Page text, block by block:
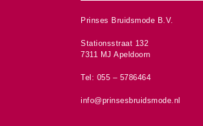
Prinses Bruidsmode B.V.
Stationsstraat 132
7311 MJ Apeldoorn
Tel: 055 – 5786464
info@prinsesbruidsmode.nl